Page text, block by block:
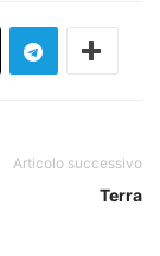
Articolo successivo
Terra